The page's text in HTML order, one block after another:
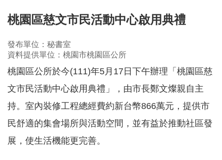
路
線
市
民
卡
進
階
搜
尋
桃園區慈文市民活動中心啟用典禮
發布單位：秘書室
資料提供單位：桃園市桃園區公所
桃園區公所於今(111)年5月17日下午辦理「桃園區慈
文市民活動中心啟用典禮」，由市長鄭文燦親自主
持。室內裝修工程總經費約新台幣866萬元，提供市
民舒適的集會場所與活動空間，並有益於推動社區發
展，使生活機能更完善。